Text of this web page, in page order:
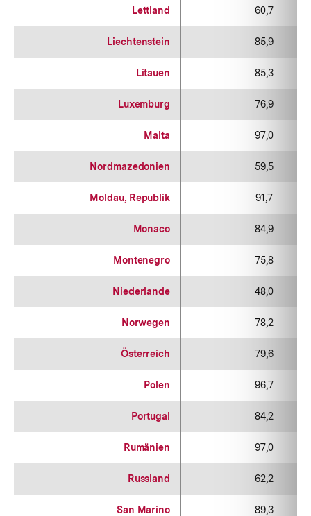
Lettland 60,7
Liechtenstein 85,9
Litauen 85,3
Luxemburg 76,9
Malta 97,0
Nordmazedonien 59,5
Moldau, Republik 91,7
Monaco 84,9
Montenegro 75,8
Niederlande 48,0
Norwegen 78,2
Österreich 79,6
Polen 96,7
Portugal 84,2
Rumänien 97,0
Russland 62,2
San Marino 89,3